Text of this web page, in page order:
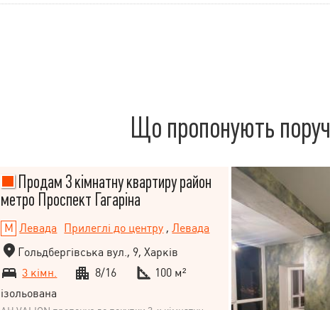
Що пропонують поруч
Продам 3 кімнатну квартиру район
метро Проспект Гагаріна
Левада Прилеглі до центру ,Левада
Гольдбергівська вул., 9, Харків
3 кімн.
8/16
100 м²
ізольована